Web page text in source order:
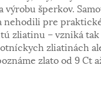
výrobu šperkov.
nehodili pre
zliatinu – vzniká
zliatinách
zlato od 9 Ct